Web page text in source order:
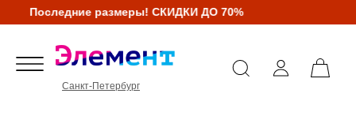
Последние размеры! СКИДКИ ДО 70%
Санкт-Петербург